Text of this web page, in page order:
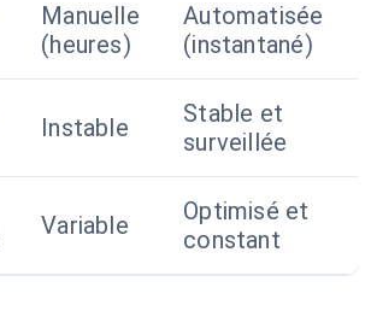
Manuelle
(heures)
Automatisée
(instantané)
Instable
Stable et
surveillée
Variable
Optimisé et
constant